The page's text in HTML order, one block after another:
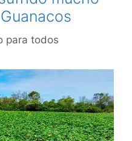
para todos